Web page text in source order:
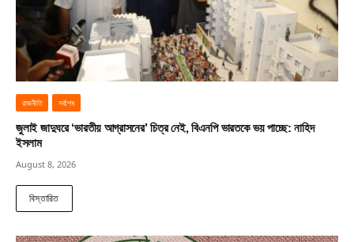
রাজনীতি সর্বশেষ
জুলাই জাদুঘরে ‘ভারতীয় আগ্রাসনের’ চিত্র নেই, বিএনপি ভারতকে ভয় পাচ্ছে: নাহিদ
ইসলাম
August 8, 2026
বিস্তারিত